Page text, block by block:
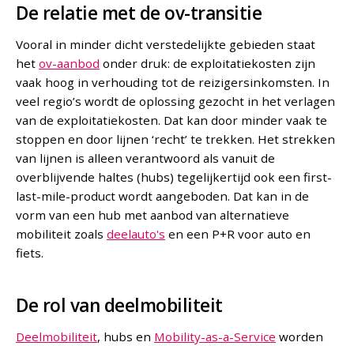
De relatie met de ov-transitie
Vooral in minder dicht verstedelijkte gebieden staat
hetov-aanbod onder druk: de exploitatiekosten zijn
vaak hoog in verhouding tot de reizigersinkomsten. In
veel regio’s wordt de oplossing gezocht in het verlagen
van de exploitatiekosten. Dat kan door minder vaak te
stoppen en door lijnen ‘recht’ te trekken. Het strekken
van lijnen is alleen verantwoord als vanuit de
overblijvende haltes (hubs) tegelijkertijd ook een first-
last-mile-product wordt aangeboden. Dat kan in de
vorm van een hub met aanbod van alternatieve
mobiliteit zoalsdeelauto's en een P+R voor auto en
fiets.
De rol van deelmobiliteit
Deelmobiliteit, hubs en Mobility-as-a-Service worden